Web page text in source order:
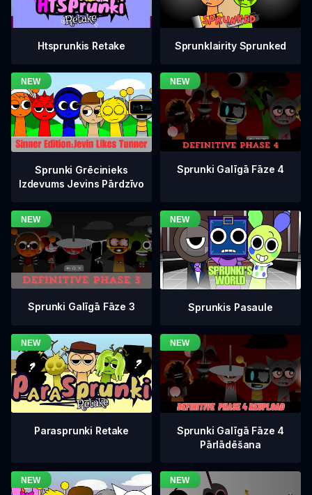
Htsprunkis Retake Sprunklairity Sprunked
Sprunki Grēcinieks
Izdevums Jevins Pārdzīvo
Sprunki Galīgā Fāze 4
Sprunki Galīgā Fāze 3 Sprunkis Pasaule
Parasprunki Retake
Sprunki Galīgā Fāze 4
Pārlādēšana